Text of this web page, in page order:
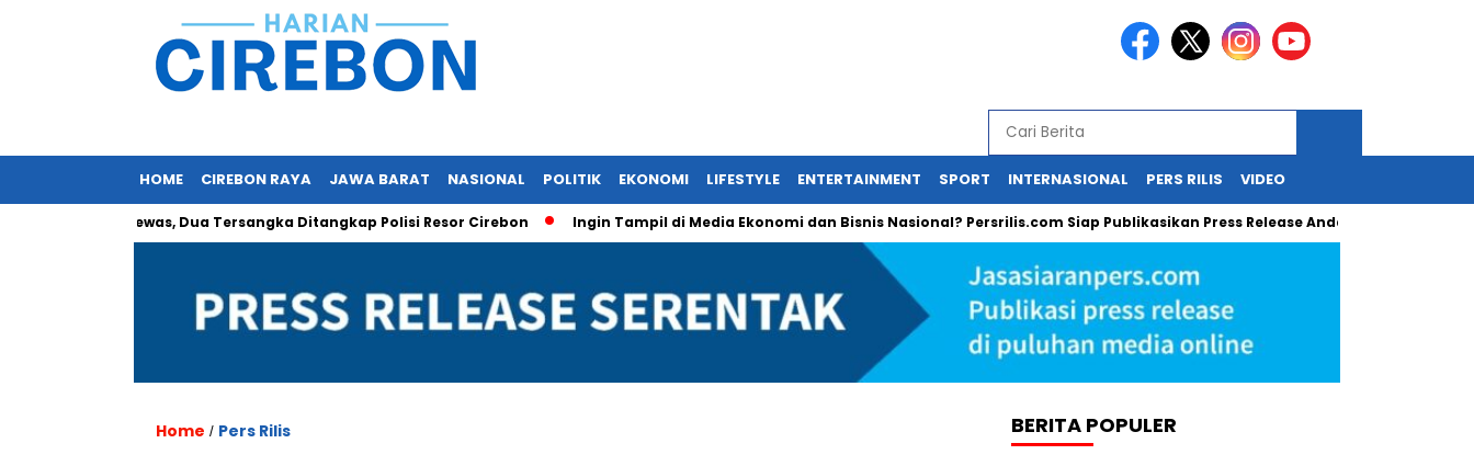
HOME CIREBON RAYA JAWA BARAT NASIONAL POLITIK EKONOMI LIFESTYLE ENTERTAINMENT SPORT INTERNASIONAL PERS RILIS VIDEO
Tewas, Dua Tersangka Ditangkap Polisi Resor Cirebon Ingin Tampil di Media Ekonomi dan Bisnis Nasional? Persrilis.com Siap Publikasikan Press Release Anda! Guru SD di
Home / Pers Rilis BERITA POPULER